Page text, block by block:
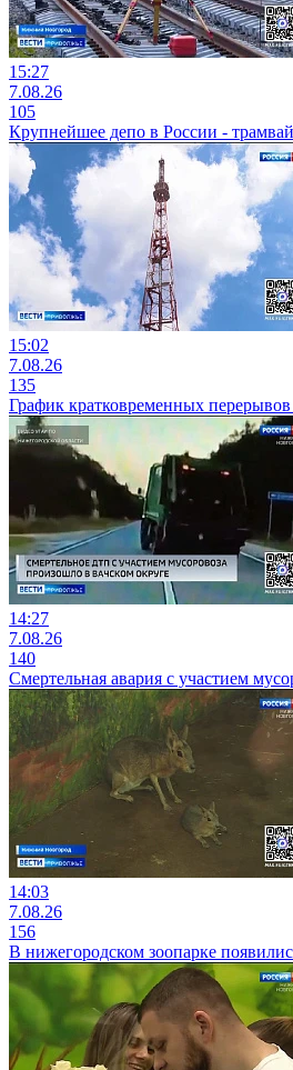
15:27
7.08.26
105
Крупнейшее депо в России -
15:02
7.08.26
135
График кратковременных
14:27
7.08.26
140
Смертельная авария с участием
14:03
7.08.26
156
В нижегородском зоопарке